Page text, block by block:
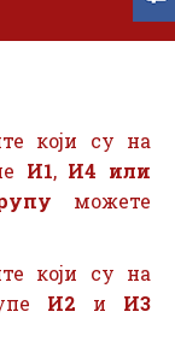
који су на
И1,И4 или
можете
који су на
И2 и И3